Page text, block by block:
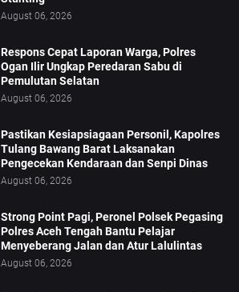
August 06, 2026
Respons Cepat Laporan Warga, Polres
Ogan Ilir Ungkap Peredaran Sabu di
Pemulutan Selatan
August 06, 2026
Pastikan Kesiapsiagaan Personil, Kapolres
Tulang Bawang Barat Laksanakan
Pengecekan Kendaraan dan Senpi Dinas
August 06, 2026
Strong Point Pagi, Peronel Polsek Pegasing
Polres Aceh Tengah Bantu Pelajar
Menyeberang Jalan dan Atur Lalulintas
August 06, 2026